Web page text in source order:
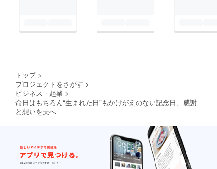
トップ >
プロジェクトをさがす >
ビジネス・起業 >
命日はもちろん“生まれた日”もかけがえのない記念日、感謝
と想いを天へ